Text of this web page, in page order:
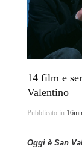
14 film e
Valentino
Pubblicato in
Oggi è San